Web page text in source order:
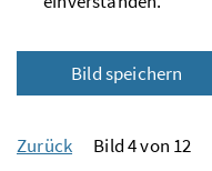
Bild speichern
Zurück Bild 4 von 12